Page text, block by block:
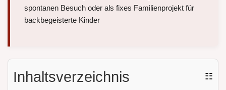
spontanen Besuch oder als fixes Familienprojekt für
backbegeisterte Kinder
Inhaltsverzeichnis ☷